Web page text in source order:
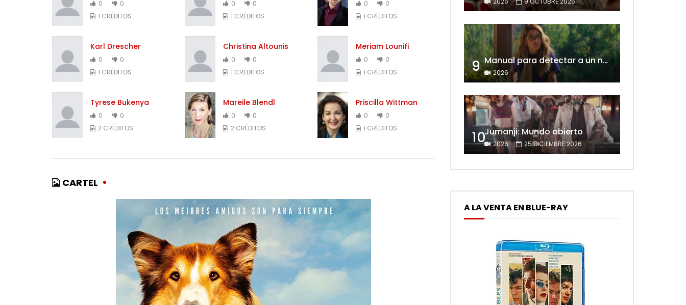
0
0
1 CRÉDITOS
0
0
1 CRÉDITOS
0
0
1 CRÉDITOS
Karl Drescher
0
0
1 CRÉDITOS
Christina Altounis
0
0
1 CRÉDITOS
Meriam Lounifi
0
0
1 CRÉDITOS
Tyrese Bukenya
0
0
2 CRÉDITOS
Mareile Blendl
0
0
2 CRÉDITOS
Priscilla Wittman
0
0
1 CRÉDITOS
CARTEL
9 Manual para detectar a un narcisista
2026
10Jumanji: Mundo abierto
2026 25 DICIEMBRE 2026
A LA VENTA EN BLUE-RAY